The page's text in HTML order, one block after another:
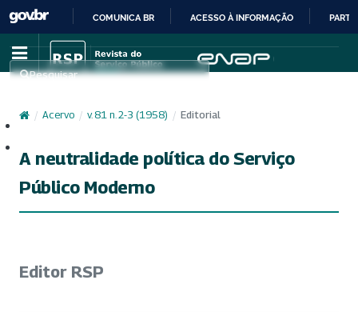
IR
PARA
CONTEÚDO
COMUNICA BR ACESSO À INFORMAÇÃO
Pesquisar
/ Acervo / v. 81 n. 2-3 (1958) / Editorial
A neutralidade política do Serviço
Público Moderno
Editor RSP